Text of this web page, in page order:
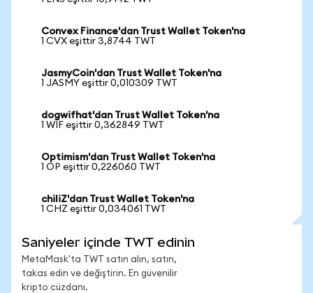
Convex Finance'dan Trust Wallet Token'na
1 CVX eşittir 3,8744 TWT
JasmyCoin'dan Trust Wallet Token'na
1 JASMY eşittir 0,010309 TWT
dogwifhat'dan Trust Wallet Token'na
1 WIF eşittir 0,362849 TWT
Optimism'dan Trust Wallet Token'na
1 OP eşittir 0,226060 TWT
chiliZ'dan Trust Wallet Token'na
1 CHZ eşittir 0,034061 TWT
Saniyeler içinde TWT edinin
MetaMask'ta TWT satın alın, satın,
takas edin ve değiştirin. En güvenilir
kripto cüzdanı.